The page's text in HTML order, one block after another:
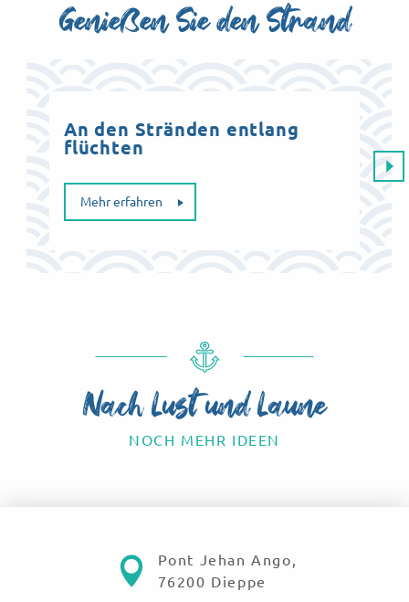
Genießen Sie den Strand
An den Stränden entlang
flüchten
Mehr erfahren
Nach Lust und Laune
NOCH MEHR IDEEN
Pont Jehan Ango,
76200 Dieppe